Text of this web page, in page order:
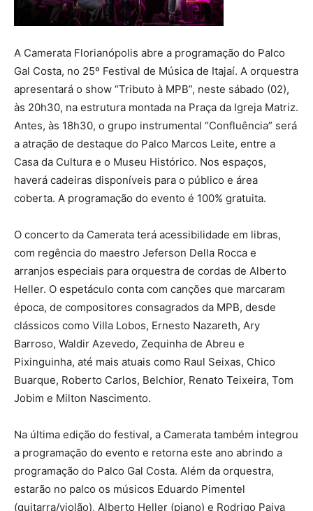
A Camerata Florianópolis abre a programação do Palco
Gal Costa, no 25º Festival de Música de Itajaí. A orquestra
apresentará o show “Tributo à MPB”, neste sábado (02),
às 20h30, na estrutura montada na Praça da Igreja Matriz.
Antes, às 18h30, o grupo instrumental “Confluência” será
a atração de destaque do Palco Marcos Leite, entre a
Casa da Cultura e o Museu Histórico. Nos espaços,
haverá cadeiras disponíveis para o público e área
coberta. A programação do evento é 100% gratuita.
O concerto da Camerata terá acessibilidade em libras,
com regência do maestro Jeferson Della Rocca e
arranjos especiais para orquestra de cordas de Alberto
Heller. O espetáculo conta com canções que marcaram
época, de compositores consagrados da MPB, desde
clássicos como Villa Lobos, Ernesto Nazareth, Ary
Barroso, Waldir Azevedo, Zequinha de Abreu e
Pixinguinha, até mais atuais como Raul Seixas, Chico
Buarque, Roberto Carlos, Belchior, Renato Teixeira, Tom
Jobim e Milton Nascimento.
Na última edição do festival, a Camerata também integrou
a programação do evento e retorna este ano abrindo a
programação do Palco Gal Costa. Além da orquestra,
estarão no palco os músicos Eduardo Pimentel
(guitarra/violão), Alberto Heller (piano) e Rodrigo Paiva